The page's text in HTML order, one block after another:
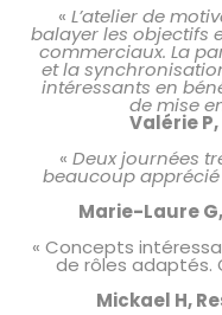
« L’atelier de
balayer les objectifs
commerciaux. La
et la
intéressants en
de mise
Valérie
« Deux journées
beaucoup
Marie-Laure
« Concepts
de rôles adaptés.
Mickael H,